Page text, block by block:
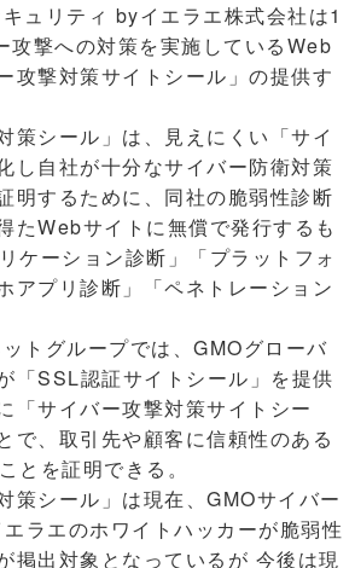
ュリティ byイエラエ株式会社は1
攻撃への対策を実施しているWeb
攻撃対策サイトシール」の提供す
策シール」は、見えにくい「サイ
し自社が十分なサイバー防衛対策
明するために、同社の脆弱性診断
たWebサイトに無償で発行するも
ケーション診断」「プラットフォ
アプリ診断」「ペネトレーション
トグループでは、GMOグローバ
「SSL認証サイトシール」を提供
「サイバー攻撃対策サイトシー
で、取引先や顧客に信頼性のある
とを証明できる。
策シール」は現在、GMOサイバー
ラエのホワイトハッカーが脆弱性
掲出対象となっているが 今後は現